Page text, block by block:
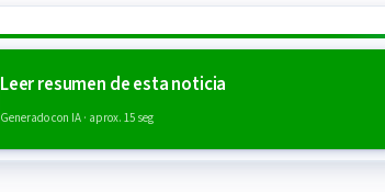
Leer resumen de esta noticia
Generado con IA · aprox. 15 seg